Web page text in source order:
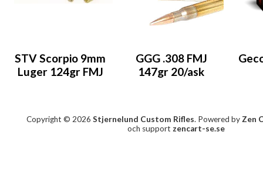
STV Scorpio 9mm
Luger 124gr FMJ
GGG .308 FMJ
147gr 20/ask
Copyright © 2026 Stjernelund Custom Rifles. Powered byZen
och support zencart-se.se